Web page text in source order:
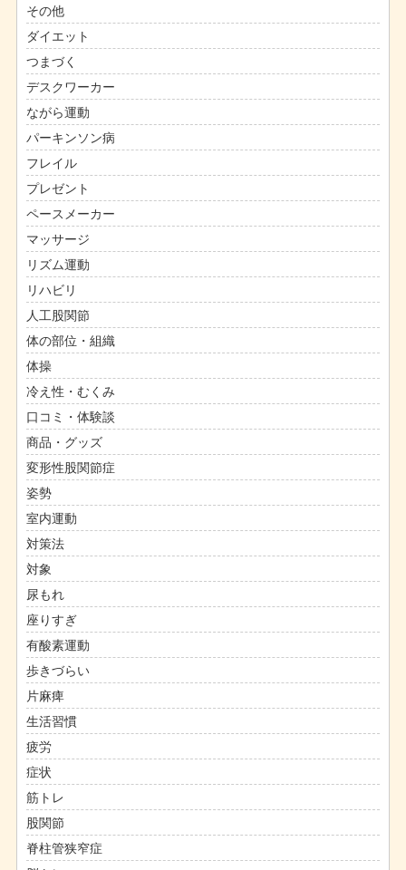
その他
ダイエット
つまづく
デスクワーカー
ながら運動
パーキンソン病
フレイル
プレゼント
ペースメーカー
マッサージ
リズム運動
リハビリ
人工股関節
体の部位・組織
体操
冷え性・むくみ
口コミ・体験談
商品・グッズ
変形性股関節症
姿勢
室内運動
対策法
対象
尿もれ
座りすぎ
有酸素運動
歩きづらい
片麻痺
生活習慣
疲労
症状
筋トレ
股関節
脊柱管狭窄症